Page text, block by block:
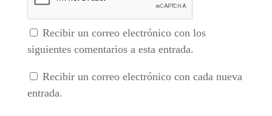
Recibir un correo electrónico con los
siguientes comentarios a esta entrada.
Recibir un correo electrónico con cada nueva
entrada.